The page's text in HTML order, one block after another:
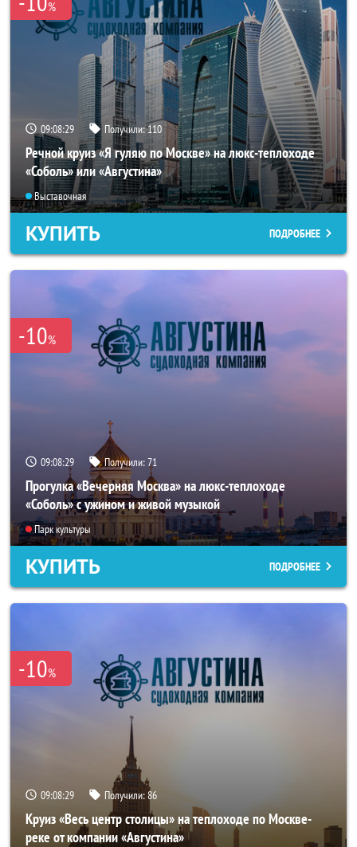
%
09:08:25 Получили:110
Речной круиз «Я гуляю по Москве» на люкс-теплоходе
«Соболь» или «Августина»
Выставочная
КУПИТЬ ПОДРОБНЕЕ
-10%
09:08:25 Получили:71
Прогулка «Вечерняя Москва» на люкс-теплоходе
«Соболь» с ужином и живой музыкой
Парк культуры
КУПИТЬ ПОДРОБНЕЕ
-10%
09:08:25 Получили:86
Круиз «Весь центр столицы» на теплоходе по Москве-
реке от компании «Августина»